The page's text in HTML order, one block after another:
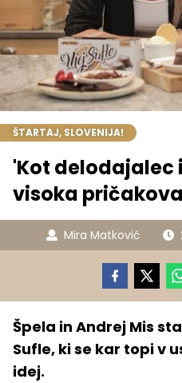
ŠTARTAJ, SLOVENIJA!
'Kot delodajalec
visoka
Mira Matković
Špela in Andrej Mis
Sufle, ki se kar topi v
idej.